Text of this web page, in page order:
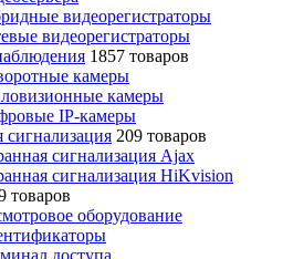
видеорегистраторы
видеорегистраторы
1857 товаров
камеры
камеры
IP-камеры
сигнализация 209 товаров
сигнализация Ajax
сигнализация HiKvision
товаров
оборудование
доступа